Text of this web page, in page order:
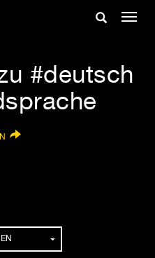
Suche
#deutsch